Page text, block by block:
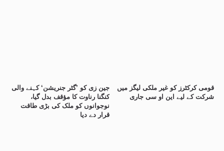
جین زی کو ’گٹر جنریشن‘ کہنے والی
کنگنا رناوت کا مؤقف بدل گیا،
نوجوانوں کو ملک کی بڑی طاقت
قرار دے دیا
قومی کرکٹرز کو غیر ملکی لیگز میں
شرکت کے لیے این او سی جاری